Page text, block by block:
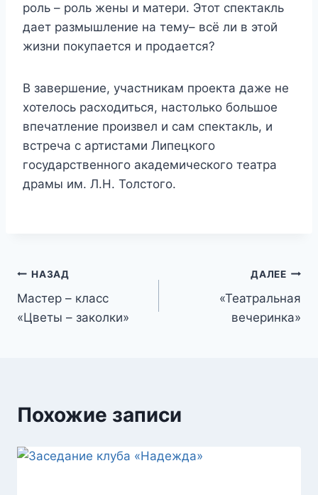
роль – роль жены и матери. Этот спектакль
дает размышление на тему– всё ли в этой
жизни покупается и продается?
В завершение, участникам проекта даже не
хотелось расходиться, настолько большое
впечатление произвел и сам спектакль, и
встреча с артистами Липецкого
государственного академического театра
драмы им. Л.Н. Толстого.
Навигация
по
НАЗАД
Мастер – класс
«Цветы – заколки»
ДАЛЕЕ
«Театральная
вечеринка»
Похожие записи